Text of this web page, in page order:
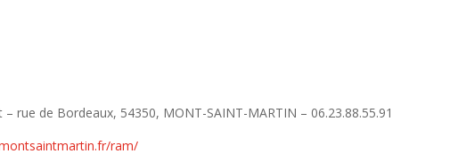
rue de Bordeaux, 54350, MONT-SAINT-MARTIN – 06.23.88.55.91
ram/